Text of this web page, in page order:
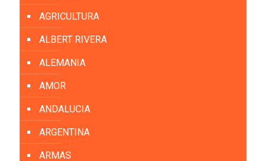
AGRICULTURA
ALBERT RIVERA
ALEMANIA
AMOR
ANDALUCIA
ARGENTINA
ARMAS